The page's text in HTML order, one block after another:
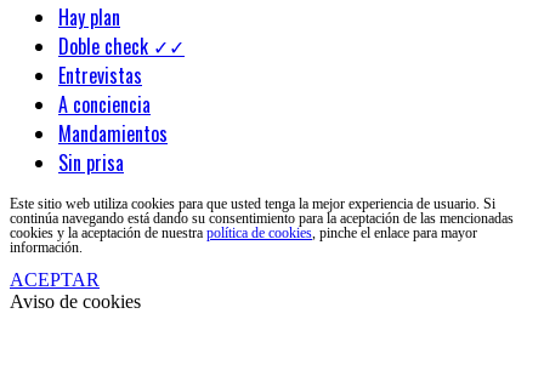
Hay plan
Doble check ✓✓
Entrevistas
A conciencia
Mandamientos
Sin prisa
Este sitio web utiliza cookies para que usted tenga la mejor experiencia de usuario. Si
continúa navegando está dando su consentimiento para la aceptación de las mencionadas
cookies y la aceptación de nuestra política de cookies , pinche el enlace para mayor
información.
ACEPTAR
Aviso de cookies